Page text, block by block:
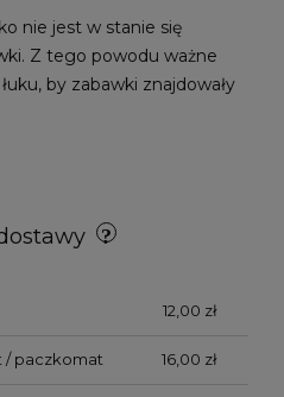
nie jest w stanie się
Z tego powodu ważne
by zabawki znajdowały
12,00 zł
/ paczkomat 16,00 zł